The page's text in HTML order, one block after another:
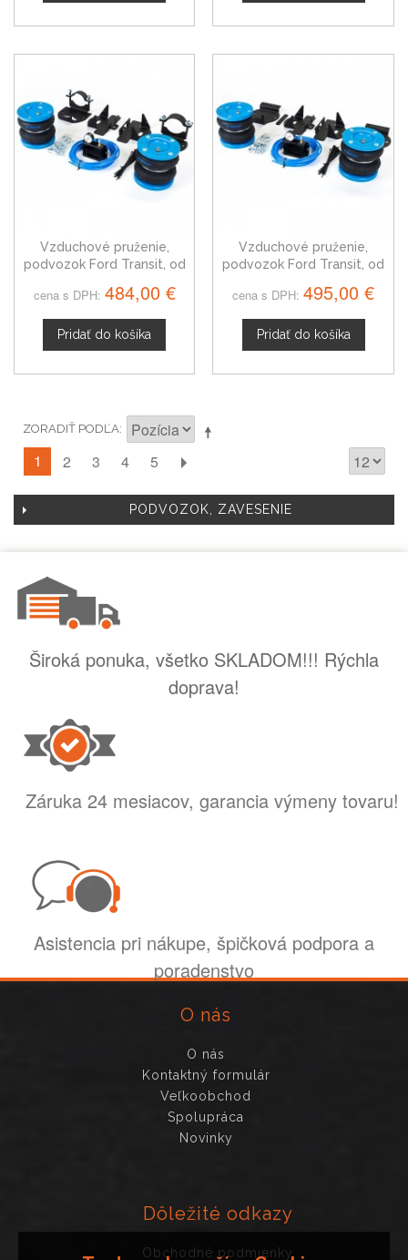
Vzduchové pruženie,
podvozok Ford Transit, od
cena s DPH: 484,00 €
Pridať do košíka
Vzduchové pruženie,
podvozok Ford Transit, od
cena s DPH: 495,00 €
Pridať do košíka
ZORADIŤ PODĽA
1 2 3 4 5
PODVOZOK, ZAVESENIE
Široká ponuka, všetko SKLADOM!!! Rýchla
doprava!
Záruka 24 mesiacov, garancia výmeny tovaru!
Asistencia pri nákupe, špičková podpora a
poradenstvo
O nás
O nás
Kontaktný formulár
Veľkoobchod
Spolupráca
Novinky
Dôležité odkazy
Obchodné podmienky